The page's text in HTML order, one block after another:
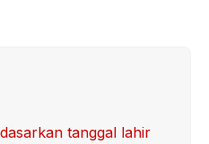
tanggal lahir